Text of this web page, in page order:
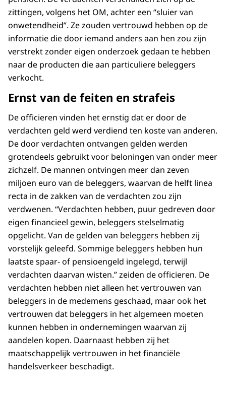
zittingen, volgens het OM, achter een “sluier van
onwetendheid”. Ze zouden vertrouwd hebben op de
informatie die door iemand anders aan hen zou zijn
verstrekt zonder eigen onderzoek gedaan te hebben
naar de producten die aan particuliere beleggers
verkocht.
Ernst van de feiten en strafeis
De officieren vinden het ernstig dat er door de
verdachten geld werd verdiend ten koste van anderen.
De door verdachten ontvangen gelden werden
grotendeels gebruikt voor beloningen van onder meer
zichzelf. De mannen ontvingen meer dan zeven
miljoen euro van de beleggers, waarvan de helft linea
recta in de zakken van de verdachten zou zijn
verdwenen. “Verdachten hebben, puur gedreven door
eigen financieel gewin, beleggers stelselmatig
opgelicht. Van de gelden van beleggers hebben zij
vorstelijk geleefd. Sommige beleggers hebben hun
laatste spaar- of pensioengeld ingelegd, terwijl
verdachten daarvan wisten.” zeiden de officieren. De
verdachten hebben niet alleen het vertrouwen van
beleggers in de medemens geschaad, maar ook het
vertrouwen dat beleggers in het algemeen moeten
kunnen hebben in ondernemingen waarvan zij
aandelen kopen. Daarnaast hebben zij het
maatschappelijk vertrouwen in het financiële
handelsverkeer beschadigt.